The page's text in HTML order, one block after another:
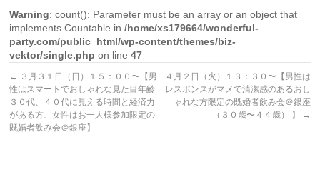
Warning: count(): Parameter must be an array or an object that
implements Countable in/home/xs179664/wonderful-
party.com/public_html/wp-content/themes/biz-
vektor/single.php on line47
← ３月３１日（日）１５：００〜【男
性はスマートでおしゃれな見た目年齢
３０代、４０代に見える時間と経済力
がある方、女性はお一人様参加限定の
既婚者飲み会＠銀座】
４月２日（火）１３：３０〜【男性は
レスポンスがマメで清潔感のあるおし
ゃれな方限定の既婚者飲み会＠銀座
（３０歳〜４４歳） 】
→